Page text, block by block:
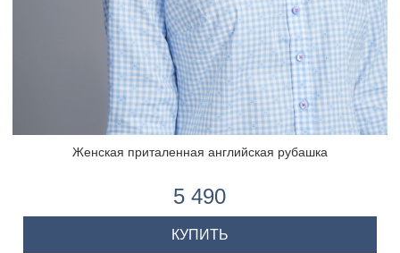
Женская приталенная английская рубашка
5 490
КУПИТЬ